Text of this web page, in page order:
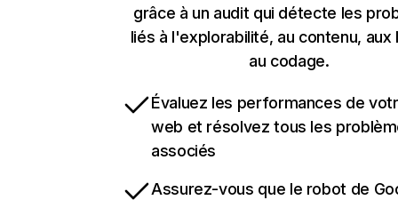
grâce à un audit qui détecte les
liés à l'explorabilité, au contenu, aux
au codage.
Évaluez les performances de
web et résolvez tous les
associés
Assurez-vous que le robot de